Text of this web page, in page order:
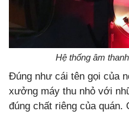
Hệ thống âm
Đúng như cái tên gọi của
xưởng máy thu nhỏ với
đúng chất riêng của quán.